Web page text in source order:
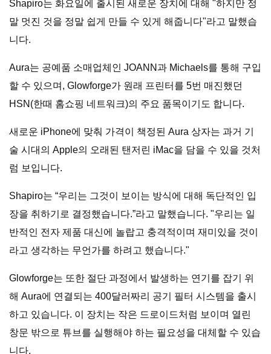
Shapiro는 화요일에 출시된 새로운 장치에 대해 "하지만 정
말 멋진 것을 정말 쉽게 만들 수 있게 해줍니다"라고 말했습
니다.
Aura는 공예품 소매업체인 JOANN과 Michaels를 통해 구입
할 수 있으며, Glowforge가 원래 프린터를 5번 매진했던
HSN(한때 홈쇼핑 네트워크)의 주요 품목이기도 합니다.
새로운 iPhone에 맞춰 가격이 책정된 Aura 상자는 과거 기
술 시대의 Apple의 오래된 탠저린 iMac을 담을 수 있을 것처
럼 보입니다.
Shapiro는 “우리는 그것이 보이는 방식에 대해 독단적인 입
장을 취하기로 결정했습니다.”라고 말했습니다. "우리는 일
반적인 전자 제품 대신에 놀랍고 충격적이며 재미있을 것이
라고 생각하는 무언가를 하려고 했습니다."
Glowforge는 또한 절단 과정에서 발생하는 연기를 잡기 위
해 Aura에 연결되는 400달러짜리 공기 필터 시스템을 출시
하고 있습니다. 이 장치는 작은 드로이드처럼 보이며 열린
창문 밖으로 튜브를 실행해야 하는 필요성을 대체할 수 있습
니다.